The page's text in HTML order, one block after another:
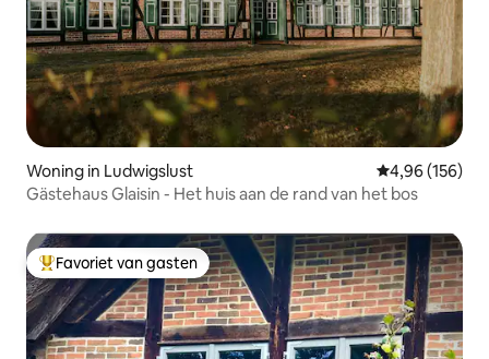
Woning in Ludwigslust Gemiddelde
4,96 (156)
Gästehaus Glaisin - Het huis aan de rand van het bos
Topfavoriet van gasten
Favoriet van gasten